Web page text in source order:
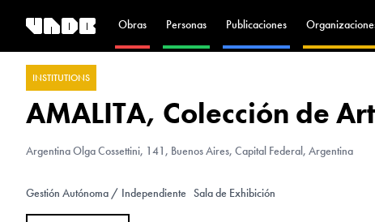
Obras Personas Publicaciones
INSTITUTIONS
AMALITA, Colección de
ArgentinaOlga Cossettini, 141, Buenos Aires, Capital Federal, Argentina
Gestión Autónoma / Independiente Sala de Exhibición